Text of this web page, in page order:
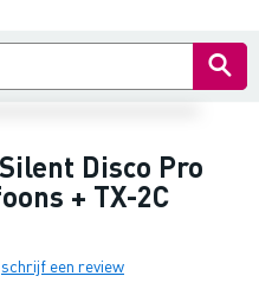
Disco Pro
+ TX-2C
schrijf een review